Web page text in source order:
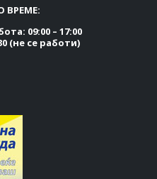
ВРЕМЕ:
09:00 – 17:00
(не се работи)